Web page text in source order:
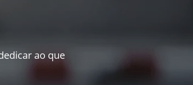
ao que